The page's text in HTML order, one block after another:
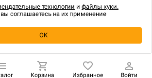
Уведомить о наличии
Корзина Избранное Войти
технологии и файлы куки.
соглашаетесь на их применение
OK